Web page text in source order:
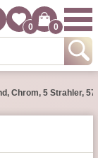
0 0
Chrom, 5 Strahler,